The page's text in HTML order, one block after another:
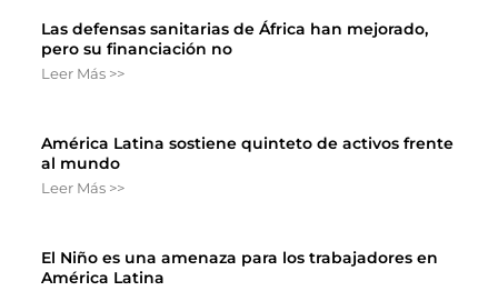
Las defensas sanitarias de África han mejorado,
pero su financiación no
Leer Más >>
América Latina sostiene quinteto de activos frente
al mundo
Leer Más >>
El Niño es una amenaza para los trabajadores en
América Latina